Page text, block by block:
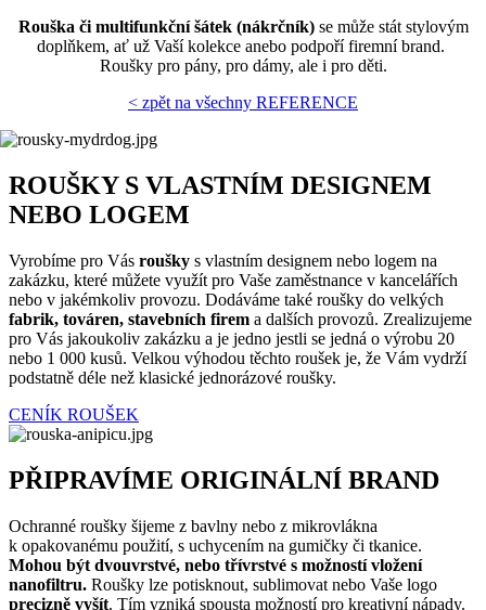
Rouška či multifunkční šátek (nákrčník) se může stát stylovým
doplňkem, ať už Vaší kolekce anebo podpoří firemní brand.
Roušky pro pány, pro dámy, ale i pro děti.
< zpět na všechny REFERENCE
ROUŠKY S VLASTNÍM DESIGNEM
NEBO LOGEM
Vyrobíme pro Vás roušky s vlastním designem nebo logem na
zakázku, které můžete využít pro Vaše zaměstnance v kancelářích
nebo v jakémkoliv provozu. Dodáváme také roušky do velkých
fabrik, továren, stavebních firem a dalších provozů. Zrealizujeme
pro Vás jakoukoliv zakázku a je jedno jestli se jedná o výrobu 20
nebo 1 000 kusů. Velkou výhodou těchto roušek je, že Vám vydrží
podstatně déle než klasické jednorázové roušky.
CENÍK ROUŠEK
PŘIPRAVÍME ORIGINÁLNÍ BRAND
Ochranné roušky šijeme z bavlny nebo z mikrovlákna
k opakovanému použití, s uchycením na gumičky či tkanice.
Mohou být dvouvrstvé, nebo třívrstvé s možností vložení
nanofiltru. Roušky lze potisknout, sublimovat nebo Vaše logo
precizně vyšít. Tím vzniká spousta možností pro kreativní nápady.